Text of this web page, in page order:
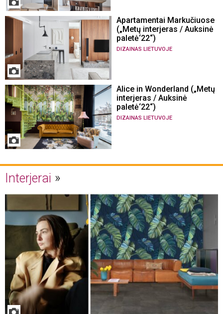
Apartamentai Markučiuose
(„Metų interjeras / Auksinė
paletė‘22“)
DIZAINAS LIETUVOJE
Alice in Wonderland („Metų
interjeras / Auksinė
paletė‘22“)
DIZAINAS LIETUVOJE
Interjerai